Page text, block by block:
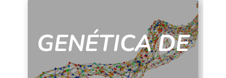
GENÉTICA DE